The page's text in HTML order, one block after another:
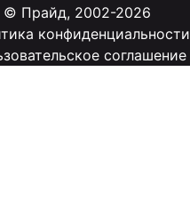
© Прайд, 2002-2026
конфиденциальности
соглашение